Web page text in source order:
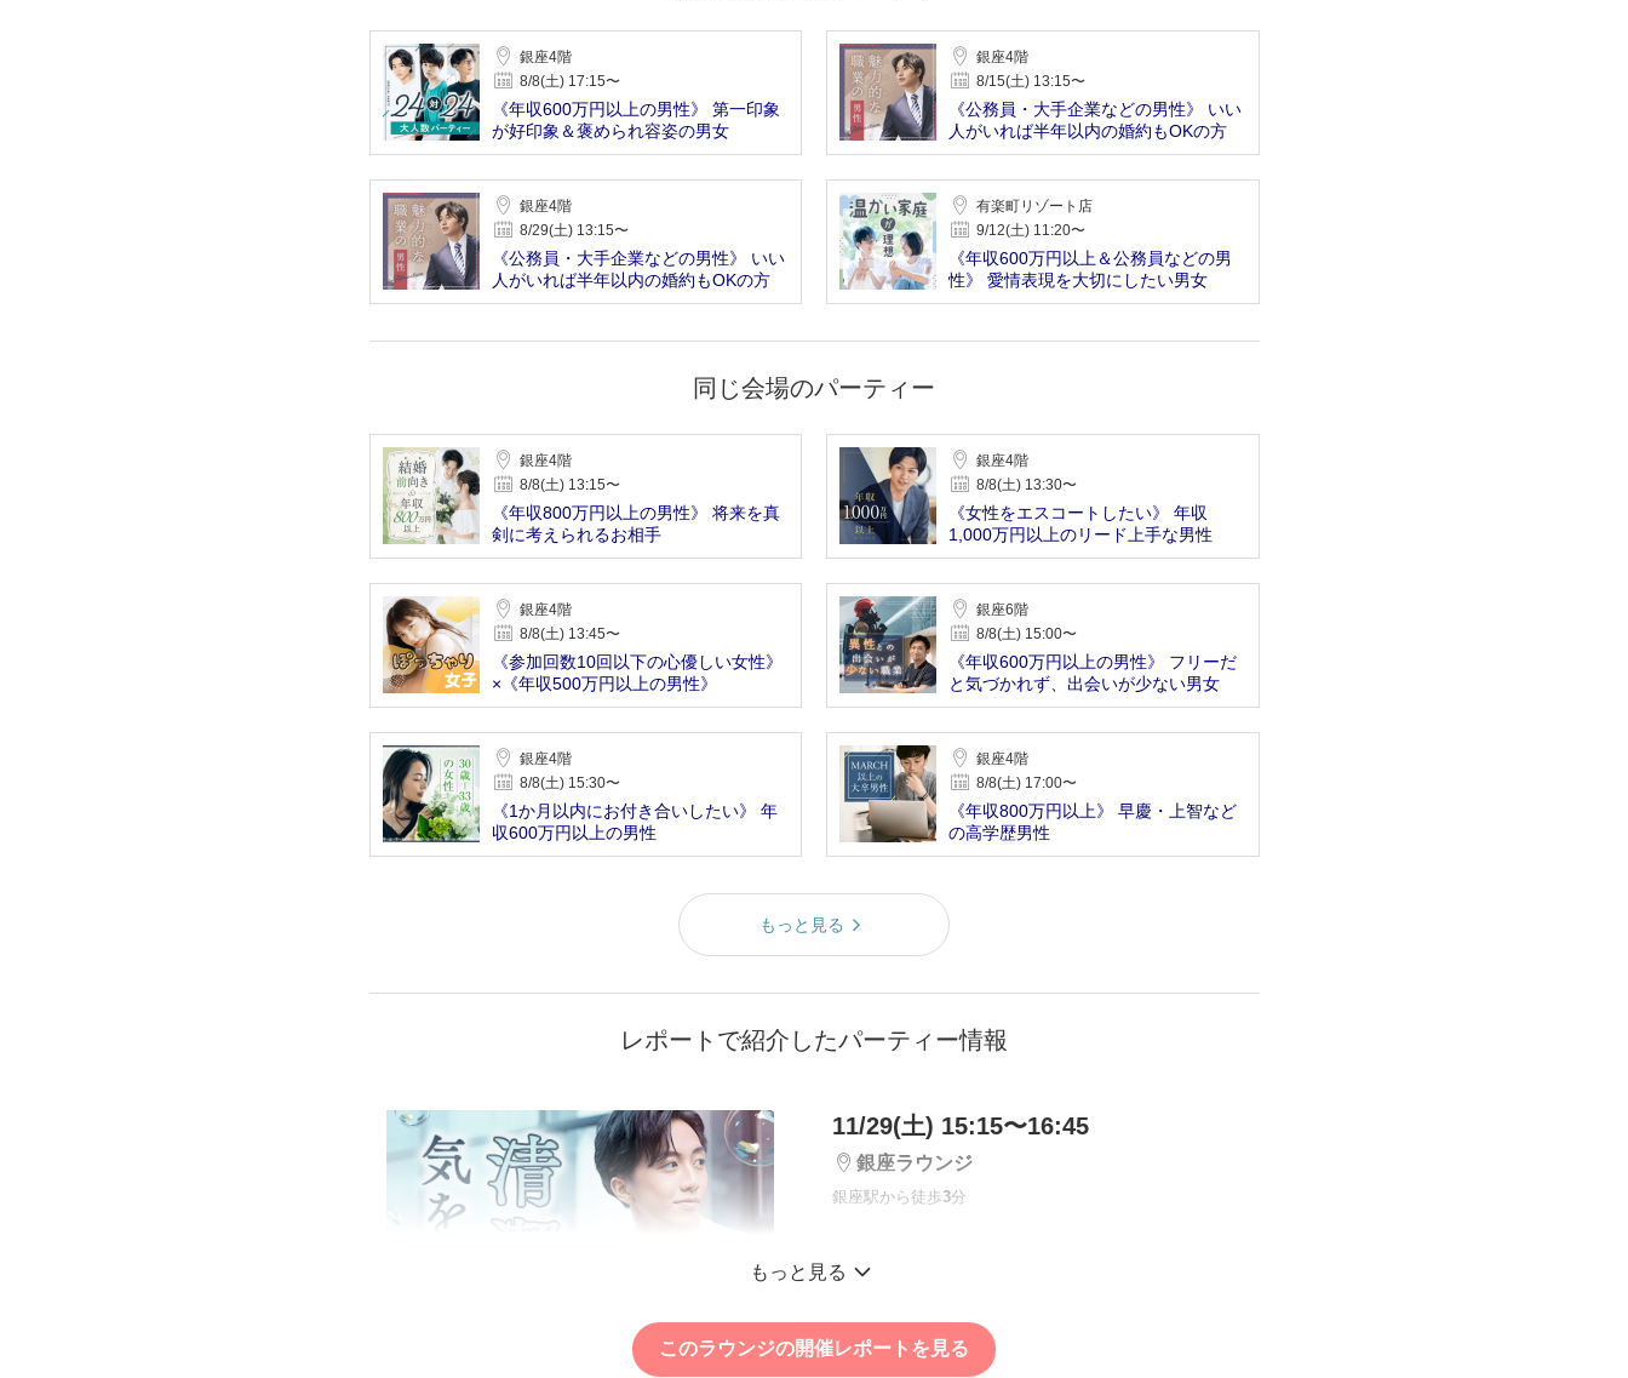
銀座4階
8/8(土) 17:15〜
《年収600万円以上の男性》 第一印象
が好印象＆褒められ容姿の男女
銀座4階
8/15(土) 13:15〜
《公務員・大手企業などの男性》 いい
人がいれば半年以内の婚約もOKの方
銀座4階
8/29(土) 13:15〜
《公務員・大手企業などの男性》 いい
人がいれば半年以内の婚約もOKの方
有楽町リゾート店
9/12(土) 11:20〜
《年収600万円以上＆公務員などの男
性》 愛情表現を大切にしたい男女
同じ会場のパーティー
銀座4階
8/8(土) 13:15〜
《年収800万円以上の男性》 将来を真
剣に考えられるお相手
銀座4階
8/8(土) 13:30〜
《女性をエスコートしたい》 年収
1,000万円以上のリード上手な男性
銀座4階
8/8(土) 13:45〜
《参加回数10回以下の心優しい女性》
×《年収500万円以上の男性》
銀座6階
8/8(土) 15:00〜
《年収600万円以上の男性》 フリーだ
と気づかれず、出会いが少ない男女
銀座4階
8/8(土) 15:30〜
《1か月以内にお付き合いしたい》 年
収600万円以上の男性
銀座4階
8/8(土) 17:00〜
《年収800万円以上》 早慶・上智など
の高学歴男性
もっと見る
レポートで紹介したパーティー情報
11/29(土) 15:15〜16:45
銀座ラウンジ
銀座駅から徒歩3分
【来年結婚を目指す皆様♡】
どの彼
もっと見る
このラウンジの開催レポートを見る